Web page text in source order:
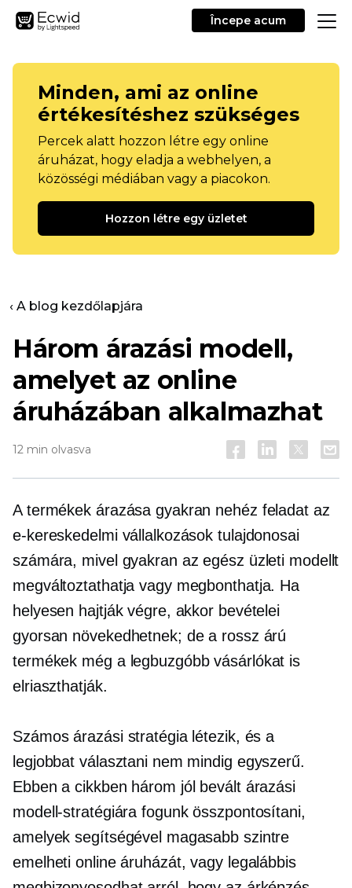
Începe acum
Minden, ami az online
értékesítéshez szükséges
Percek alatt hozzon létre egy online
áruházat, hogy eladja a webhelyen, a
közösségi médiában vagy a piacokon.
Hozzon létre egy üzletet
‹ A blog kezdőlapjára
Három árazási modell,
amelyet az online
áruházában alkalmazhat
12 min olvasva
A termékek árazása gyakran nehéz feladat az
e-kereskedelmi vállalkozások tulajdonosai
számára, mivel gyakran az egész üzleti modellt
megváltoztathatja vagy megbonthatja. Ha
helyesen hajtják végre, akkor bevételei
gyorsan növekedhetnek; de a rossz árú
termékek még a legbuzgóbb vásárlókat is
elriaszthatják.
Számos árazási stratégia létezik, és a
legjobbat választani nem mindig egyszerű.
Ebben a cikkben három jól bevált árazási
modell-stratégiára fogunk összpontosítani,
amelyek segítségével magasabb szintre
emelheti online áruházát, vagy legalábbis